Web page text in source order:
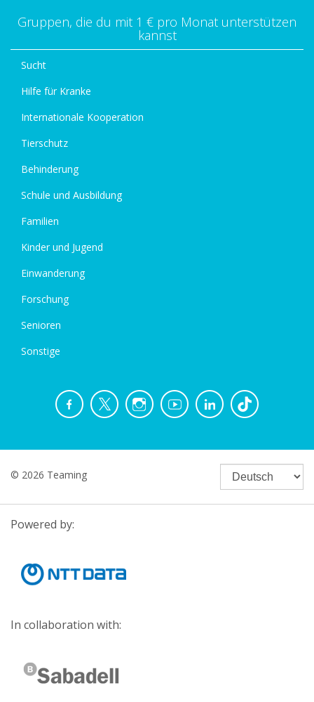
Gruppen, die du mit 1 € pro Monat unterstützen
kannst
Sucht
Hilfe für Kranke
Internationale Kooperation
Tierschutz
Behinderung
Schule und Ausbildung
Familien
Kinder und Jugend
Einwanderung
Forschung
Senioren
Sonstige
© 2026 Teaming
Powered by:
In collaboration with: